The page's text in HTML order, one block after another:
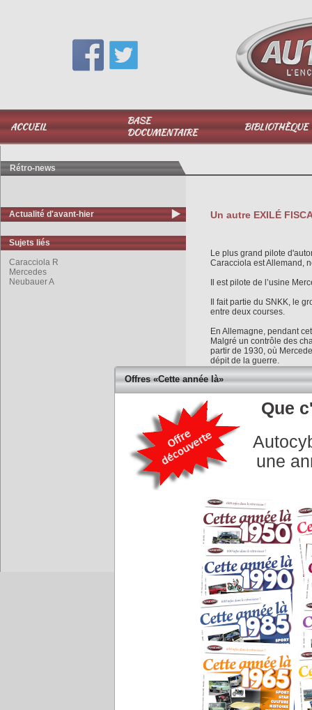
ACCUEIL
BASE
DOCUMENTAIRE
BIBLIOTHÈQUE
06 51 040 025
Rétro-news
Actualité d'avant-hier
Sujets liés
Caracciola R
Mercedes
Neubauer A
Un autre EXILÉ
Le plus grand pilote
Caracciola est Allemand,
Il est pilote de l’usine
Il fait partie du SNKK, le
entre deux courses.
En Allemagne, pendant
Malgré un contrôle des
partir de 1930, où
dépit de la guerre.
Il remporte trois fois le
1935, 1937 et 1938.
Réputé extrêmement
mécaniques qu’on lui
Grand Prix d’Allemagne.
Michael Schumacher n’a
2006...
COMMENTAIRES
Accueil | Conseiller à un
Offres «Cette année là»
Que
une